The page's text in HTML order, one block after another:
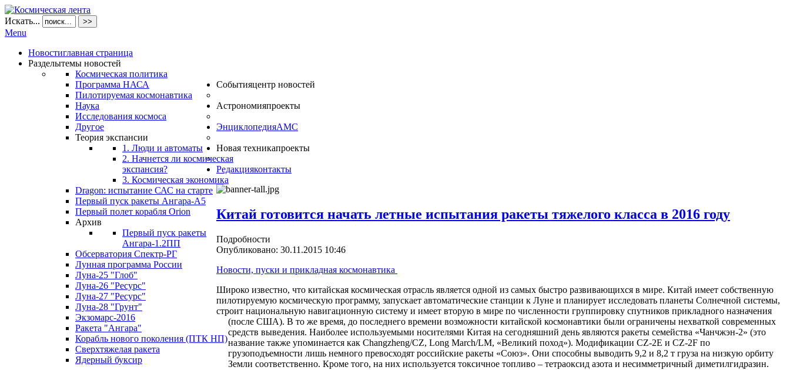
Искать... >>
Menu
Новостиглавная страница
Разделытемы новостей
Космическая политика
Программа НАСА
Пилотируемая космонавтика
Наука
Исследования космоса
Другое
Теория экспансии
1. Люди и автоматы
2. Начнется ли космическая
экспансия?
3. Космическая экономика
Событияцентр новостей
Dragon: испытание САС на старте
Первый пуск ракеты Ангара-А5
Первый полет корабля Orion
Архив
Первый пуск ракеты
Ангара-1.2ПП
Астрономияпроекты
Обсерватория Спектр-РГ
ЭнциклопедияАМС
Лунная программа России
Луна-25 "Глоб"
Луна-26 "Ресурс"
Луна-27 "Ресурс"
Луна-28 "Грунт"
Экзомарс-2016
Новая техникапроекты
Ракета "Ангара"
Корабль нового поколения (ПТК НП)
Сверхтяжелая ракета
Ядерный буксир
Редакцияконтакты
Китай готовится начать летные испытания ракеты тяжелого класса в 2016 году
Подробности
Опубликовано: 30.11.2015 10:46
Новости, пуски и прикладная космонавтика
Широко известно, что китайская космическая отрасль является одной из самых быстро развивающихся в мире. Китай имеет собственную
пилотируемую космическую программу, запускает автоматические станции к Луне и планирует исследовать планеты Солнечной системы,
строит национальную навигационную систему и имеет вторую в мире по численности группировку спутников прикладного назначения
(после США). В то же время, до последнего времени возможности китайской космонавтики были ограничены нехваткой современных
средств выведения. Наиболее используемыми носителями Китая на сегодняшний день являются ракеты семейства «Чанчжэн-2» (это
название также упоминается как Changzheng/CZ, Long March/LM, «Великий поход»). Модификации CZ-2E и CZ-2F по
грузоподъемности лишь немного превосходят российские ракеты «Союз». Они способны выводить 9,2 и 8,2 т груза на низкую орбиту
Земли соответственно. Кроме того, на них используется токсичное топливо – тетраоксид азота и несимметричный диметилгидразин.